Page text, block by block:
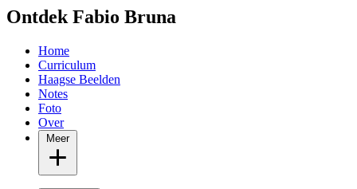
Ontdek Fabio Bruna
Home
Curriculum
Haagse Beelden
Notes
Foto
Over
Meer